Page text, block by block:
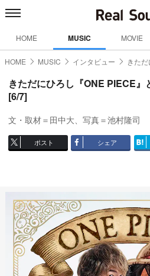
HOME MUSIC MOVIE
HOME MUSIC インタビュー きた
きただにひろし『ONE PIECE
[6/7]
文・取材＝田中大、写真＝池村隆司
ポスト シェア